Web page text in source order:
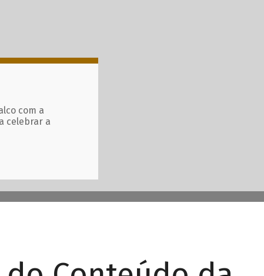
com a
celebrar a